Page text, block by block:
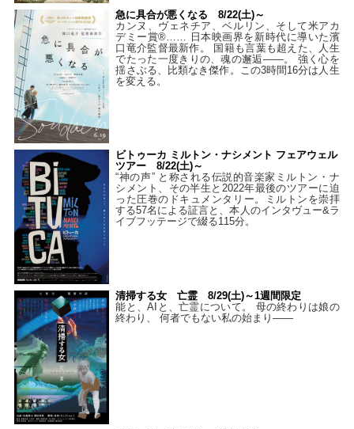
急に具合が悪くなる 8/22(土)～
カンヌ、ヴェネチア、ベルリン、そして米アカ
デミー賞®…… 日本映画界を新時代に導いた濱
口竜介監督最新作。 国籍も言葉も超えた、人生
でたった一度きりの、魂の邂逅――。 強く心を
揺さぶる、比類なき傑作。この3時間16分は人生
を変える。
ビトゥーカ ミルトン・ナシメント フェアウェル
ツアー 8/22(土)～
“神の声” と称される伝説的音楽家ミルトン・ナ
シメント、その半生と2022年最後のツアーに迫
った圧巻のドキュメンタリー。ミルトンを崇拝
する57名による証言と、本人のインタヴュー&ラ
イブフッテージで綴る115分。
清掃する女 亡霊 8/29(土)～1週間限定
能と、AIと、亡霊について。 母の終わりは娘の
終わり、 何者でもない私の始まり――